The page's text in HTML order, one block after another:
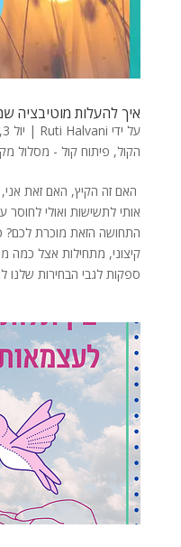
איך להעלות מוטיבציה
על ידי Ruti Halvani
| יול 3, 2021
הקול, פיתוח קול - מסלול
האם זה הקיץ, האם זאת
אותי לתשישות ואולי לחוסר
התחושה הזאת מוכרת לכם?
קיצוני, מתחילות אצל כמה
ספקות לגבי הבחירות שלנו